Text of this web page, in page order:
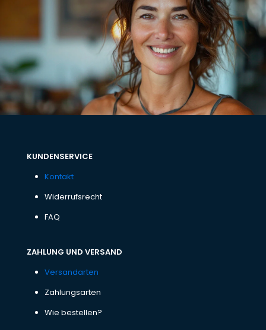
KUNDENSERVICE
Kontakt
Widerrufsrecht
FAQ
ZAHLUNG UND VERSAND
Versandarten
Zahlungsarten
Wie bestellen?